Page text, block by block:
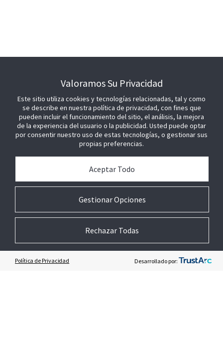
Contacte con nosotros para saber
más sobre Shopper Insights
Contáctenos
800 0091 200 (MX)
Consultas sobre ventas y generales
Valoramos Su Privacidad
Este sitio utiliza cookies y tecnologías relacionadas, tal y como
se describe en nuestra política de privacidad, con fines que
pueden incluir el funcionamiento del sitio, el análisis, la mejora
de la experiencia del usuario o la publicidad. Usted puede optar
por consentir nuestro uso de estas tecnologías, o gestionar sus
propias preferencias.
Gestionar Opciones
Aceptar Todo
Rechazar Todas
Política de Privacidad Desarrollado por: